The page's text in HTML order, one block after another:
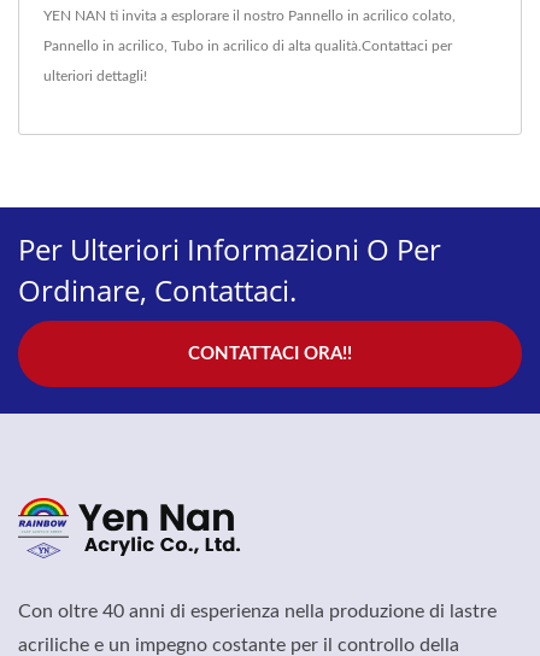
YEN NAN ti invita a esplorare il nostro Pannello in acrilico colato
Pannello in acrilico Tubo in acrilico di alta qualità. Contattaci per
ulteriori dettagli!
Per Ulteriori Informazioni O Per
Ordinare, Contattaci.
CONTATTACI ORA!!
Con oltre 40 anni di esperienza nella produzione di lastre
acriliche e un impegno costante per il controllo della